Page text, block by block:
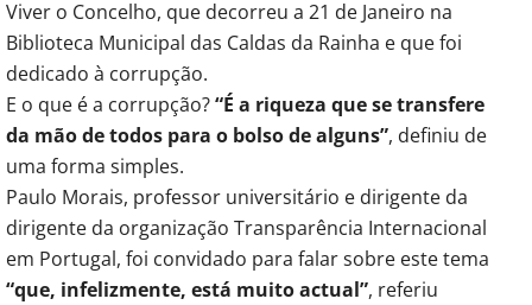
Viver o Concelho, que decorreu a 21 de Janeiro na
Biblioteca Municipal das Caldas da Rainha e que foi
dedicado à corrupção.
E o que é a corrupção?“É a riqueza que se transfere
da mão de todos para o bolso de alguns”, definiu de
uma forma simples.
Paulo Morais, professor universitário e dirigente da
dirigente da organização Transparência Internacional
em Portugal, foi convidado para falar sobre este tema
“que, infelizmente, está muito actual”, referiu